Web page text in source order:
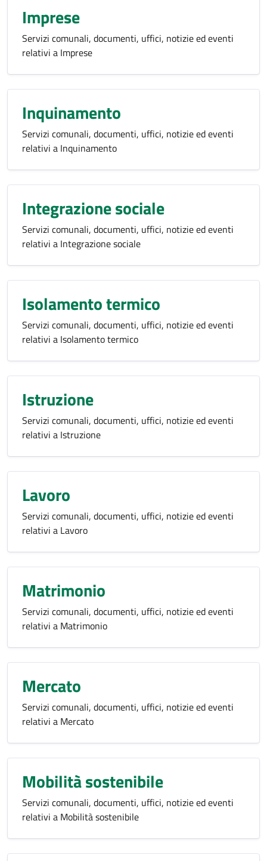
Imprese
Servizi comunali, documenti, uffici, notizie ed eventi
relativi a Imprese
Inquinamento
Servizi comunali, documenti, uffici, notizie ed eventi
relativi a Inquinamento
Integrazione sociale
Servizi comunali, documenti, uffici, notizie ed eventi
relativi a Integrazione sociale
Isolamento termico
Servizi comunali, documenti, uffici, notizie ed eventi
relativi a Isolamento termico
Istruzione
Servizi comunali, documenti, uffici, notizie ed eventi
relativi a Istruzione
Lavoro
Servizi comunali, documenti, uffici, notizie ed eventi
relativi a Lavoro
Matrimonio
Servizi comunali, documenti, uffici, notizie ed eventi
relativi a Matrimonio
Mercato
Servizi comunali, documenti, uffici, notizie ed eventi
relativi a Mercato
Mobilità sostenibile
Servizi comunali, documenti, uffici, notizie ed eventi
relativi a Mobilità sostenibile